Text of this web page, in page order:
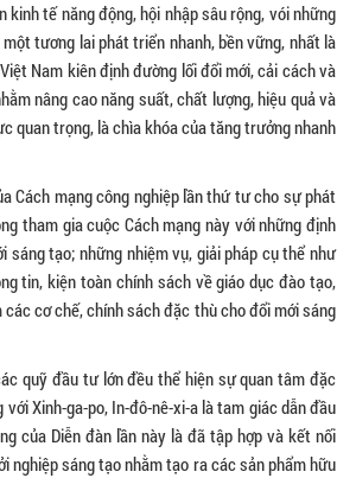
tế năng động, hội nhập sâu rộng, vói những
tương lai phát triển nhanh, bền vững, nhất là
Nam kiên định đường lối đổi mới, cải cách và
nâng cao năng suất, chất lượng, hiệu quả và
quan trọng, là chìa khóa của tăng trưởng nhanh
Cách mạng công nghiệp lần thứ tư cho sự phát
tham gia cuộc Cách mạng này với những định
tạo; những nhiệm vụ, giải pháp cụ thể như
tin, kiện toàn chính sách về giáo dục đào tạo,
cơ chế, chính sách đặc thù cho đổi mới sáng
quỹ đầu tư lớn đều thể hiện sự quan tâm đặc
Xinh-ga-po, In-đô-nê-xi-a là tam giác dẫn đầu
của Diễn đàn lần này là đã tập hợp và kết nối
sáng tạo nhằm tạo ra các sản phẩm hữu